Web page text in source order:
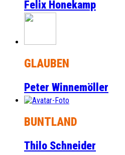
Felix Honekamp
GLAUBEN
Peter Winnemöller
BUNTLAND
Thilo Schneider